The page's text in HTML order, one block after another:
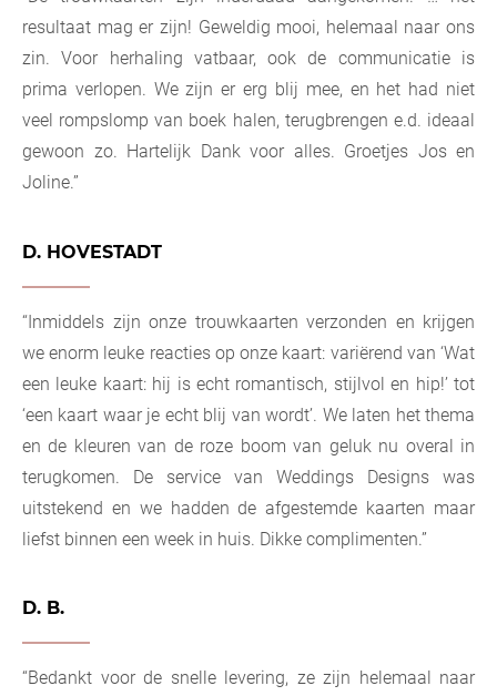
resultaat mag er zijn! Geweldig mooi, helemaal naar ons
zin. Voor herhaling vatbaar, ook de communicatie is
prima verlopen. We zijn er erg blij mee, en het had niet
veel rompslomp van boek halen, terugbrengen e.d. ideaal
gewoon zo. Hartelijk Dank voor alles. Groetjes Jos en
Joline.”
D. HOVESTADT
“Inmiddels zijn onze trouwkaarten verzonden en krijgen
we enorm leuke reacties op onze kaart: variërend van ‘Wat
een leuke kaart: hij is echt romantisch, stijlvol en hip!’ tot
‘een kaart waar je echt blij van wordt’. We laten het thema
en de kleuren van de roze boom van geluk nu overal in
terugkomen. De service van Weddings Designs was
uitstekend en we hadden de afgestemde kaarten maar
liefst binnen een week in huis. Dikke complimenten.”
D. B.
“Bedankt voor de snelle levering, ze zijn helemaal naar